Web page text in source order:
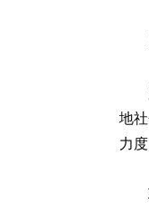
地
力